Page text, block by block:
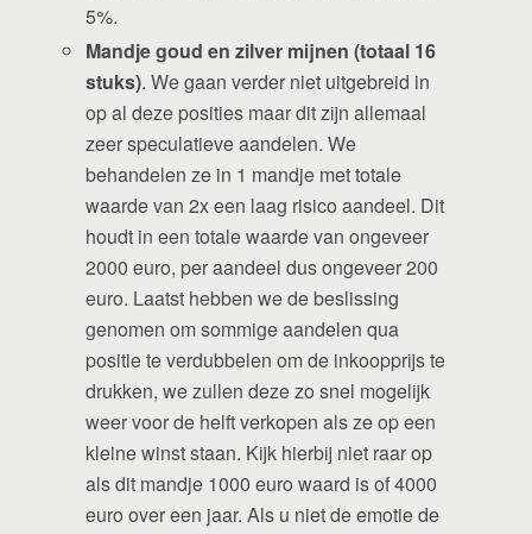
5%.
Mandje goud en zilver mijnen (totaal 16
stuks). We gaan verder niet uitgebreid in
op al deze posities maar dit zijn allemaal
zeer speculatieve aandelen. We
behandelen ze in 1 mandje met totale
waarde van 2x een laag risico aandeel. Dit
houdt in een totale waarde van ongeveer
2000 euro, per aandeel dus ongeveer 200
euro. Laatst hebben we de beslissing
genomen om sommige aandelen qua
positie te verdubbelen om de inkoopprijs te
drukken, we zullen deze zo snel mogelijk
weer voor de helft verkopen als ze op een
kleine winst staan. Kijk hierbij niet raar op
als dit mandje 1000 euro waard is of 4000
euro over een jaar. Als u niet de emotie de